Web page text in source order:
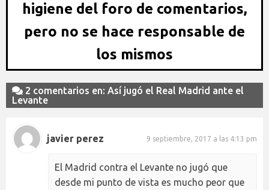
higiene del foro de comentarios,
pero no se hace responsable de
los mismos
2 comentarios en: Así jugó el Real Madrid ante el
Levante
javier perez 9 septiembre, 2017 a las 4:13 pm
El Madrid contra el Levante no jugó que
desde mi punto de vista es mucho peor que